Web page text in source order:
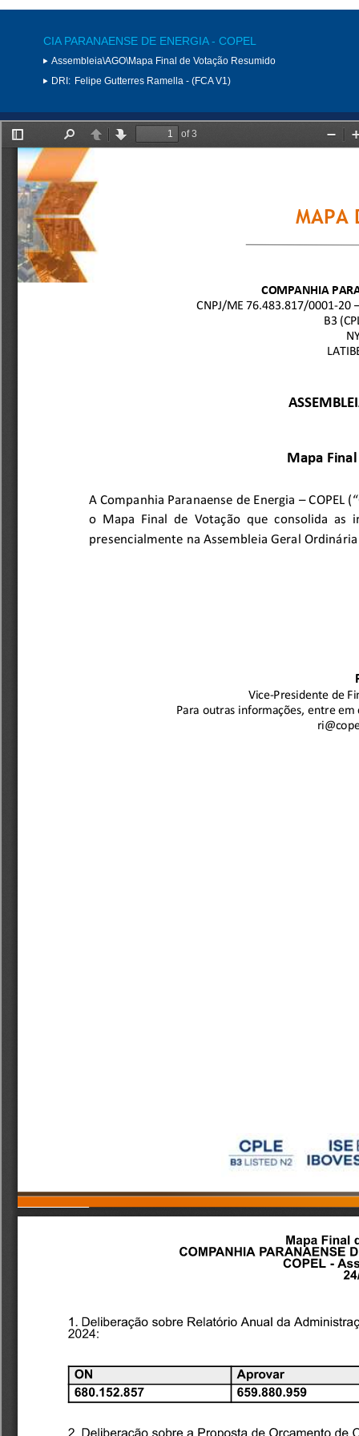
CIA PARANAENSE DE ENERGIA - COPEL
Assembleia\AGO\Mapa Final de Votação Resumido
DRI: Felipe Gutterres Ramella - (FCA V1)